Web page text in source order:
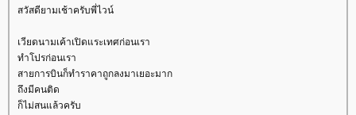
สวัสดียามเช้าครับพี่ไวน์
เวียดนามเค้าเปิดแระเทศก่อนเรา
ทำโปรก่อนเรา
สายการบินก็ทำราคาถูกลงมาเยอะมาก
ถึงมีคนติด
ก็ไม่สนแล้วครับ